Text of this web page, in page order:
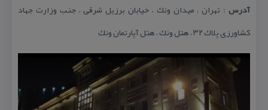
آدرس : تهران ، میدان ونك ، خیابان برزیل شرقی ، جنب وزارت جهاد
كشاورزی پلاك ۳۲ ، هتل ونك ، هتل آپارتمان ونك